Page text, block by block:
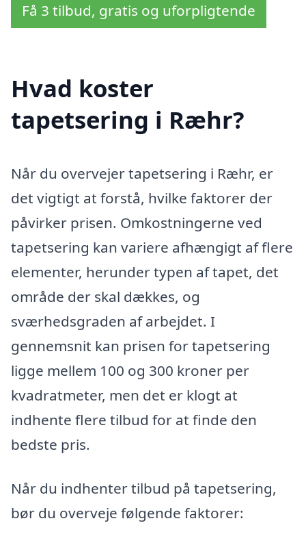
Få 3 tilbud, gratis og uforpligtende
Hvad koster
tapetsering i Ræhr?
Når du overvejer tapetsering i Ræhr, er
det vigtigt at forstå, hvilke faktorer der
påvirker prisen. Omkostningerne ved
tapetsering kan variere afhængigt af flere
elementer, herunder typen af tapet, det
område der skal dækkes, og
sværhedsgraden af arbejdet. I
gennemsnit kan prisen for tapetsering
ligge mellem 100 og 300 kroner per
kvadratmeter, men det er klogt at
indhente flere tilbud for at finde den
bedste pris.
Når du indhenter tilbud på tapetsering,
bør du overveje følgende faktorer: